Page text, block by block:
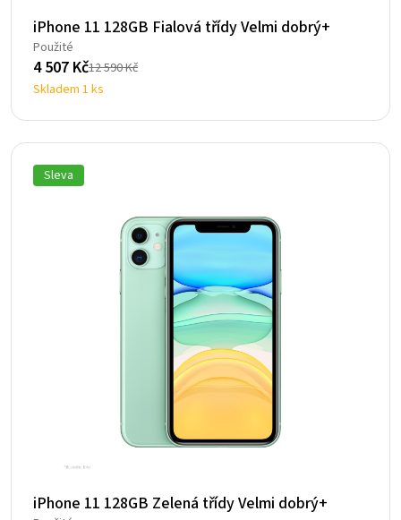
iPhone 11 128GB Fialová třídy Velmi dobrý+
Použité
12 590Kč
Původní
cena
byla:
12
590 Kč.
4 507 Kč
Aktuální
cena
je:
4
507 Kč.
Skladem 1 ks
Sleva
iPhone 11 128GB Zelená třídy Velmi dobrý+